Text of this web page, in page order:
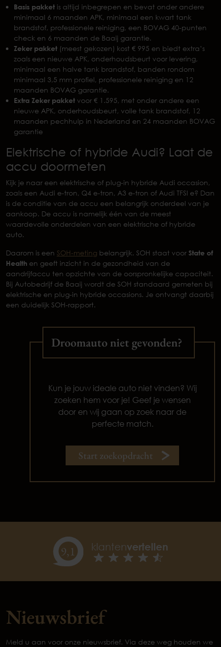
Basis pakket is altijd inbegrepen en bevat onder andere
minimaal 6 maanden APK, minimaal een kwart tank
brandstof, professionele reiniging, een BOVAG 40-punten
check en 6 maanden de Baaij garantie.
Zeker pakket (meest gekozen) kost € 995 en biedt extra’s
zoals een nieuwe APK, onderhoudsbeurt voor levering,
minimaal een halve tank brandstof, banden rondom
minimaal 3,5 mm profiel, professionele reiniging en 12
maanden BOVAG garantie.
Extra Zeker pakket voor € 1.595, met onder andere een
nieuwe APK, onderhoudsbeurt, volle tank brandstof, 12
maanden pechhulp in Nederland en 24 maanden BOVAG
garantie
Elektrische of hybride Audi? Laat de
accu doormeten
Kijk je naar een elektrische of plug-in hybride Audi occasion,
zoals een Audi e-tron, Q4 e-tron, A3 e-tron of Audi TFSI e? Dan
is de conditie van de accu een belangrijk onderdeel van je
aankoop. De accu is namelijk één van de meest
waardevolle onderdelen van een elektrische of hybride
auto.
Daarom is een SOH-meting belangrijk. SOH staat voor State of
Health en geeft inzicht in de gezondheid van de
aandrijfaccu ten opzichte van de oorspronkelijke capaciteit.
Bij Autobedrijf de Baaij wordt de SOH standaard gemeten bij
elektrische en plug-in hybride occasions. Je ontvangt daarbij
een duidelijk SOH-rapport.
Droomauto niet gevonden?
Kun je jouw ideale auto niet vinden? Wij
zoeken hem voor je! Geef je wensen
door en wij gaan op zoek naar de
perfecte match.
Start zoekopdracht
9,1 klantenvertellen
Nieuwsbrief
Meld u aan voor onze nieuwsbrief. Via deze weg houden we